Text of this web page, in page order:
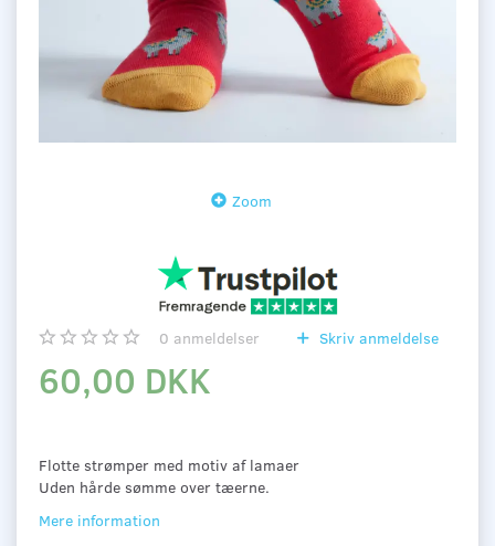
Zoom
0 anmeldelser Skriv anmeldelse
60,00 DKK
Flotte strømper med motiv af lamaer
Uden hårde sømme over tæerne.
Mere information